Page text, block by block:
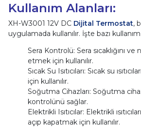
Kullanım Alanları:
XH-W3001 12V DC Dijital Termostat,
uygulamada kullanılır. İşte bazı kullanım
Sera Kontrolü: Sera sıcaklığını
etmek için kullanılır.
Sıcak Su Isıtıcıları: Sıcak su
için kullanılır.
Soğutma Cihazları: Soğutma
kontrolünü sağlar.
Elektrikli Isıtıcılar: Elektrikli
açıp kapatmak için kullanılır.